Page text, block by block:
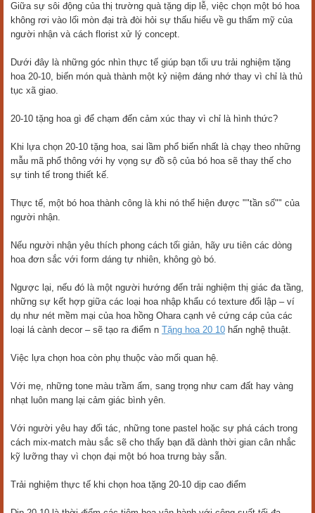
Giữa sự sôi động của thị trường quà tặng dịp lễ, việc chọn một bó hoa
không rơi vào lối mòn đại trà đòi hỏi sự thấu hiểu về gu thẩm mỹ của
người nhận và cách florist xử lý concept.
Dưới đây là những góc nhìn thực tế giúp bạn tối ưu trải nghiệm tặng
hoa 20-10, biến món quà thành một kỷ niệm đáng nhớ thay vì chỉ là thủ
tục xã giao.
20-10 tặng hoa gì để chạm đến cảm xúc thay vì chỉ là hình thức?
Khi lựa chọn 20-10 tặng hoa, sai lầm phổ biến nhất là chạy theo những
mẫu mã phổ thông với hy vọng sự đồ sộ của bó hoa sẽ thay thế cho
sự tinh tế trong thiết kế.
Thực tế, một bó hoa thành công là khi nó thể hiện được ""tần số"" của
người nhận.
Nếu người nhận yêu thích phong cách tối giản, hãy ưu tiên các dòng
hoa đơn sắc với form dáng tự nhiên, không gò bó.
Ngược lại, nếu đó là một người hướng đến trải nghiệm thị giác đa tầng,
những sự kết hợp giữa các loại hoa nhập khẩu có texture đối lập – ví
dụ như nét mềm mại của hoa hồng Ohara cạnh vẻ cứng cáp của các
loại lá cành decor – sẽ tạo ra điểm n Tặng hoa 20 10 hấn nghệ thuật.
Việc lựa chọn hoa còn phụ thuộc vào mối quan hệ.
Với mẹ, những tone màu trầm ấm, sang trọng như cam đất hay vàng
nhạt luôn mang lại cảm giác bình yên.
Với người yêu hay đối tác, những tone pastel hoặc sự phá cách trong
cách mix-match màu sắc sẽ cho thấy bạn đã dành thời gian cân nhắc
kỹ lưỡng thay vì chọn đại một bó hoa trưng bày sẵn.
Trải nghiệm thực tế khi chọn hoa tặng 20-10 dịp cao điểm